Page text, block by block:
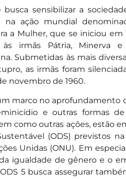
sensibilizar a
na ação mundial
a Mulher, que se iniciou em
irmãs Pátria, Minerva e
Submetidas às mais
as irmãs foram
novembro de 1960.
marco no aprofundamento
e outras formas de
como outras ações, estão
(ODS) previstos
Unidas (ONU). Em
igualdade de gênero e o
5 busca assegurar